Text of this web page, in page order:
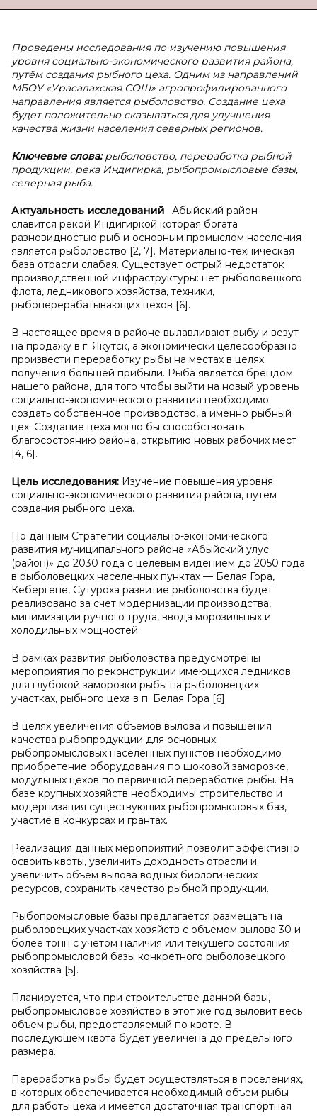
Проведены исследования по изучению повышения
уровня социально-экономического развития района,
путём создания рыбного цеха. Одним из направлений
МБОУ «Урасалахская СОШ» агропрофилированного
направления является рыболовство. Создание цеха
будет положительно сказываться для улучшения
качества жизни населения северных регионов.
Ключевые слова:рыболовство, переработка рыбной
продукции, река Индигирка, рыбопромысловые базы,
северная рыба.
Актуальность исследований . Абыйский район
славится рекой Индигиркой которая богата
разновидностью рыб и основным промыслом населения
является рыболовство [2, 7]. Материально-техническая
база отрасли слабая. Существует острый недостаток
производственной инфраструктуры: нет рыболовецкого
флота, ледникового хозяйства, техники,
рыбоперерабатывающих цехов [6].
В настоящее время в районе вылавливают рыбу и везут
на продажу в г. Якутск, а экономически целесообразно
произвести переработку рыбы на местах в целях
получения большей прибыли. Рыба является брендом
нашего района, для того чтобы выйти на новый уровень
социально-экономического развития необходимо
создать собственное производство, а именно рыбный
цех. Создание цеха могло бы способствовать
благосостоянию района, открытию новых рабочих мест
[4, 6].
Цель исследования: Изучение повышения уровня
социально-экономического развития района, путём
создания рыбного цеха.
По данным Стратегии социально-экономического
развития муниципального района «Абыйский улус
(район)» до 2030 года с целевым видением до 2050 года
в рыболовецких населенных пунктах — Белая Гора,
Кебергене, Сутуроха развитие рыболовства будет
реализовано за счет модернизации производства,
минимизации ручного труда, ввода морозильных и
холодильных мощностей.
В рамках развития рыболовства предусмотрены
мероприятия по реконструкции имеющихся ледников
для глубокой заморозки рыбы на рыболовецких
участках, рыбного цеха в п. Белая Гора [6].
В целях увеличения объемов вылова и повышения
качества рыбопродукции для основных
рыбопромысловых населенных пунктов необходимо
приобретение оборудования по шоковой заморозке,
модульных цехов по первичной переработке рыбы. На
базе крупных хозяйств необходимы строительство и
модернизация существующих рыбопромысловых баз,
участие в конкурсах и грантах.
Реализация данных мероприятий позволит эффективно
освоить квоты, увеличить доходность отрасли и
увеличить объем вылова водных биологических
ресурсов, сохранить качество рыбной продукции.
Рыбопромысловые базы предлагается размещать на
рыболовецких участках хозяйств с объемом вылова 30 и
более тонн с учетом наличия или текущего состояния
рыбопромысловой базы конкретного рыболовецкого
хозяйства [5].
Планируется, что при строительстве данной базы,
рыбопромысловое хозяйство в этот же год выловит весь
объем рыбы, предоставляемый по квоте. В
последующем квота будет увеличена до предельного
размера.
Переработка рыбы будет осуществляться в поселениях,
в которых обеспечивается необходимый объем рыбы
для работы цеха и имеется достаточная транспортная